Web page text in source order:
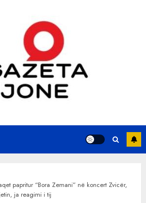
papritur “Bora Zemani” në koncert Zvicër,
ja reagimi i tij